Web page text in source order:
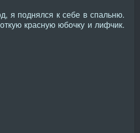
я поднялся к себе в спальню.
красную юбочку и лифчик.